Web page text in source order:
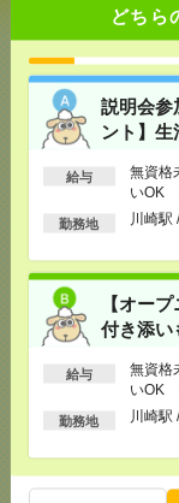
どちら
説明会参
ント】
給与
無資格
いOK
以上
勤務地 川崎駅
【オー
付き添い
給与
無資格
いOK
以上
勤務地 川崎駅
[給 与]無資格未経
OK ■扶養内OK ■日
[交通費]交通費全額支
[勤務地]
川崎駅/川崎
【オープニン
いも仕事の1つ[
OK ■扶養内OK ■日
[交通費]交通費全額支
[勤務地]
川崎駅/川崎
1750円＊【電
務！残業なし
[交通費]全額支給
10～15万円